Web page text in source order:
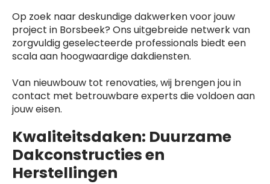
Op zoek naar deskundige dakwerken voor jouw
project in Borsbeek? Ons uitgebreide netwerk van
zorgvuldig geselecteerde professionals biedt een
scala aan hoogwaardige dakdiensten.
Van nieuwbouw tot renovaties, wij brengen jou in
contact met betrouwbare experts die voldoen aan
jouw eisen.
Kwaliteitsdaken: Duurzame
Dakconstructies en
Herstellingen